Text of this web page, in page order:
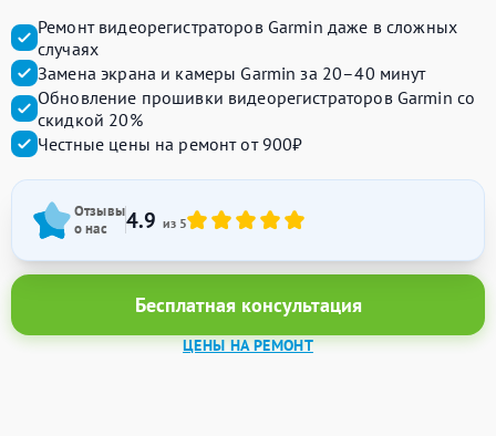
Ремонт видеорегистраторов Garmin даже в сложных
случаях
Замена экрана и камеры Garmin за 20–40 минут
Обновление прошивки видеорегистраторов Garmin со
скидкой 20%
Честные цены на ремонт от 900₽
Отзывы
о нас
4.9 из 5
Бесплатная консультация
ЦЕНЫ НА РЕМОНТ